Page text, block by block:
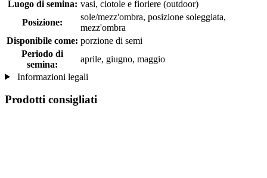
Luogo di semina: vasi, ciotole e fioriere (outdoor)
Posizione:
sole/mezz'ombra, posizione soleggiata,
mezz'ombra
Disponibile come: porzione di semi
Periodo di
semina:
aprile, giugno, maggio
Informazioni legali
Prodotti consigliati